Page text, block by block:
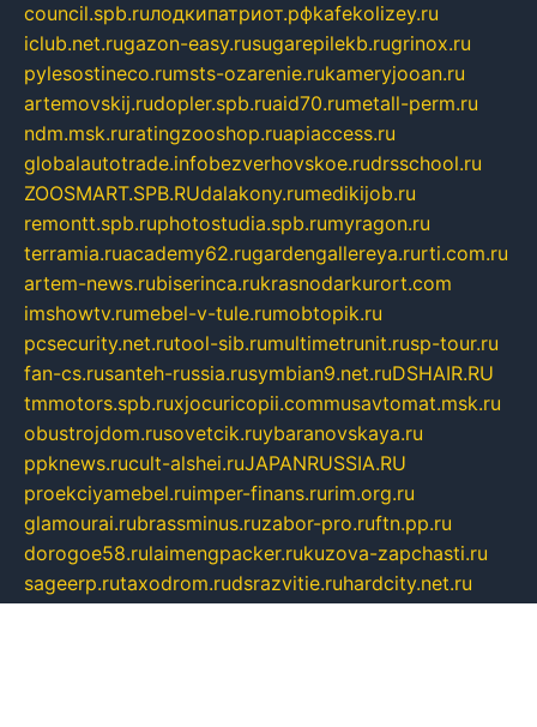
council.spb.ruлодкипатриот.рфkafekolizey.ru
iclub.net.rugazon-easy.rusugarepilekb.rugrinox.ru
pylesostineco.rumsts-ozarenie.rukameryjooan.ru
artemovskij.rudopler.spb.ruaid70.rumetall-perm.ru
ndm.msk.ruratingzooshop.ruapiaccess.ru
globalautotrade.infobezverhovskoe.rudrsschool.ru
ZOOSMART.SPB.RUdalakony.rumedikijob.ru
remontt.spb.ruphotostudia.spb.rumyragon.ru
terramia.ruacademy62.rugardengallereya.rurti.com.ru
artem-news.rubiserinca.rukrasnodarkurort.com
imshowtv.rumebel-v-tule.rumobtopik.ru
pcsecurity.net.rutool-sib.rumultimetrunit.rusp-tour.ru
fan-cs.rusanteh-russia.rusymbian9.net.ruDSHAIR.RU
tmmotors.spb.ruxjocuricopii.commusavtomat.msk.ru
obustrojdom.rusovetcik.ruybaranovskaya.ru
ppknews.rucult-alshei.ruJAPANRUSSIA.RU
proekciyamebel.ruimper-finans.rurim.org.ru
glamourai.rubrassminus.ruzabor-pro.ruftn.pp.ru
dorogoe58.rulaimengpacker.rukuzova-zapchasti.ru
sageerp.rutaxodrom.rudsrazvitie.ruhardcity.net.ru